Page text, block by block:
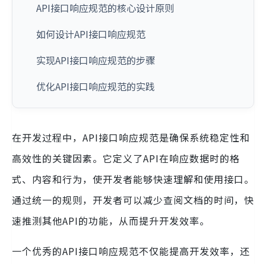
API接口响应规范的核心设计原则
如何设计API接口响应规范
实现API接口响应规范的步骤
优化API接口响应规范的实践
在开发过程中，API接口响应规范是确保系统稳定性和
高效性的关键因素。它定义了API在响应数据时的格
式、内容和行为，使开发者能够快速理解和使用接口。
通过统一的规则，开发者可以减少查阅文档的时间，快
速推测其他API的功能，从而提升开发效率。
一个优秀的API接口响应规范不仅能提高开发效率，还